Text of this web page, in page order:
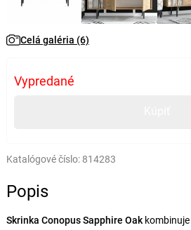
Celá galéria (6)
Vypredané
Katalógové číslo: 814283
Popis
Skrinka Conopus Sapphire Oakkombinuje